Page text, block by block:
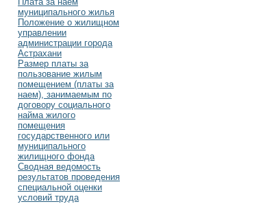
муниципального жилья
Положение о жилищном
управлении
администрации города
Астрахани
Размер платы за
пользование жилым
помещением (платы за
наем), занимаемым по
договору социального
найма жилого
помещения
государственного или
муниципального
жилищного фонда
Сводная ведомость
результатов проведения
специальной оценки
условий труда